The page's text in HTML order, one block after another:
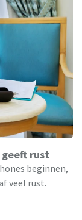
rust
beginnen,
veel rust.